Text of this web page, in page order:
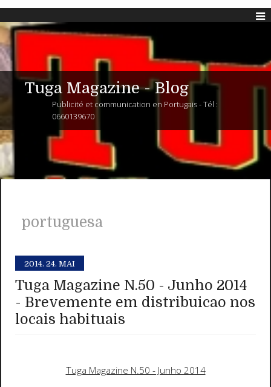
Tuga Magazine - Blog
Publicité et communication en Portugais - Tél :
0660139670
portuguesa
2014. 24. MAI
Tuga Magazine N.50 - Junho 2014
- Brevemente em distribuicao nos
locais habituais
Tuga Magazine N.50 - Junho 2014